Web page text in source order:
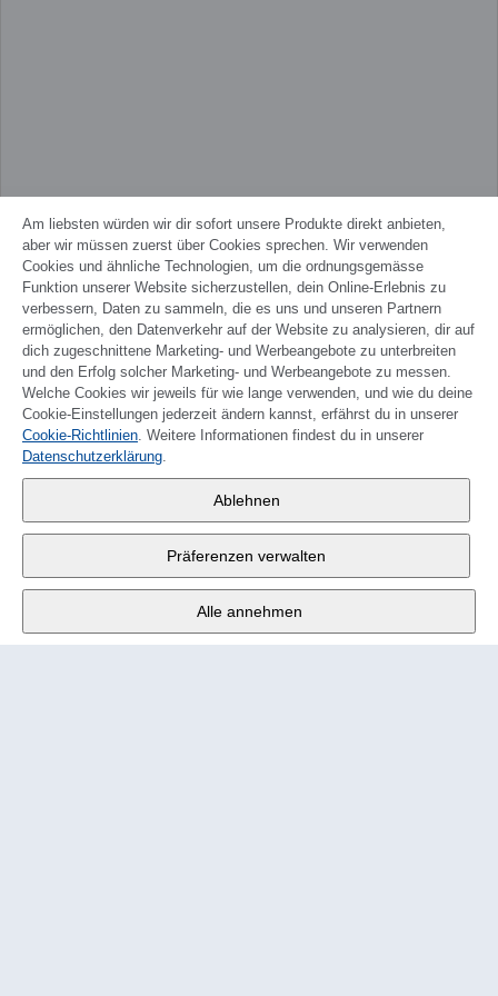
FRANÇAIS
Fabrikstrasse 10, 3176 Neuenegg
Mo - Fr 9:00 - 12:00 Uhr
Tel. +4131 377 21 11
Am liebsten würden wir dir sofort unsere Produkte direkt anbieten,
aber wir müssen zuerst über Cookies sprechen. Wir verwenden
Cookies und ähnliche Technologien, um die ordnungsgemässe
Funktion unserer Website sicherzustellen, dein Online-Erlebnis zu
verbessern, Daten zu sammeln, die es uns und unseren Partnern
ermöglichen, den Datenverkehr auf der Website zu analysieren, dir auf
dich zugeschnittene Marketing- und Werbeangebote zu unterbreiten
und den Erfolg solcher Marketing- und Werbeangebote zu messen.
Welche Cookies wir jeweils für wie lange verwenden, und wie du deine
Cookie-Einstellungen jederzeit ändern kannst, erfährst du in unserer
Cookie-Richtlinien. Weitere Informationen findest du in unserer
Datenschutzerklärung.
Ablehnen
Präferenzen verwalten
Alle annehmen